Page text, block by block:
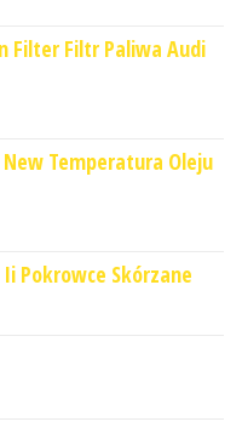
Filter Filtr Paliwa Audi
Temperatura Oleju
Pokrowce Skórzane